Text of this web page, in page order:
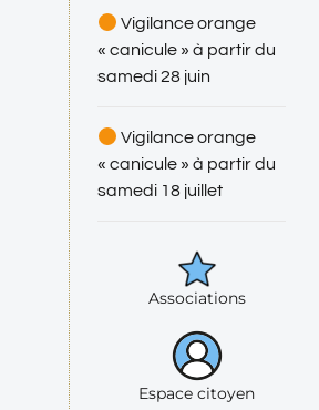
Vigilance orange
« canicule » à partir du
samedi 28 juin
Vigilance orange
« canicule » à partir du
samedi 18 juillet
Associations
Espace citoyen